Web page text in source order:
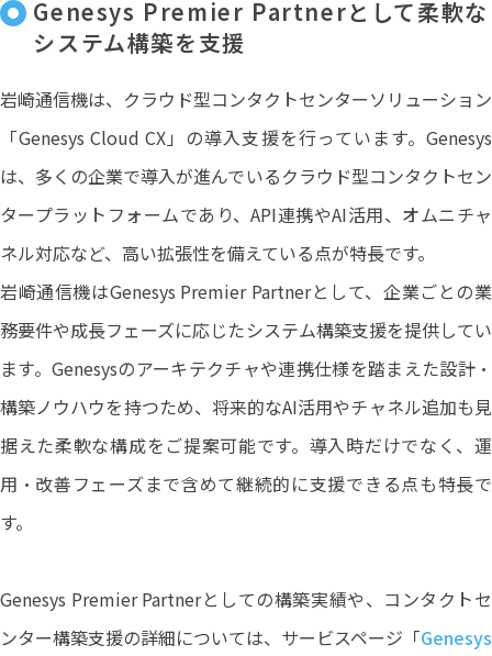
Genesys Premier Partnerとして柔軟な
システム構築を支援
岩崎通信機は、クラウド型コンタクトセンターソリューション
「Genesys Cloud CX」の導入支援を行っています。Genesys
は、多くの企業で導入が進んでいるクラウド型コンタクトセン
タープラットフォームであり、API連携やAI活用、オムニチャ
ネル対応など、高い拡張性を備えている点が特長です。
岩崎通信機はGenesys Premier Partnerとして、企業ごとの業
務要件や成長フェーズに応じたシステム構築支援を提供してい
ます。Genesysのアーキテクチャや連携仕様を踏まえた設計・
構築ノウハウを持つため、将来的なAI活用やチャネル追加も見
据えた柔軟な構成をご提案可能です。導入時だけでなく、運
用・改善フェーズまで含めて継続的に支援できる点も特長で
す。
Genesys Premier Partnerとしての構築実績や、コンタクトセ
ンター構築支援の詳細については、サービスページ「Genesys